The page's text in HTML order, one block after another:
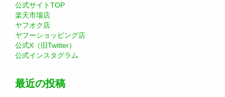
公式サイトTOP
楽天市場店
ヤフオク店
ヤフーショッピング店
公式X（旧Twitter）
公式インスタグラム
最近の投稿